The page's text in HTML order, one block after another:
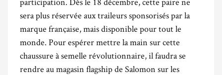
sera plus réservée aux traileurs sponsorisés par la
marque française, mais disponible pour tout le
monde. Pour espérer mettre la main sur cette
chaussure à semelle révolutionnaire, il faudra se
rendre au magasin flagship de Salomon sur les